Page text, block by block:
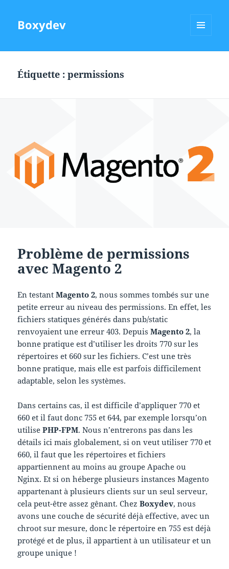
Boxydev
Étiquette :permissions
Problème de permissions
avec Magento 2
En testantMagento 2, nous sommes tombés sur une
petite erreur au niveau des permissions. En effet, les
fichiers statiques générés dans pub/static
renvoyaient une erreur 403. DepuisMagento 2, la
bonne pratique est d’utiliser les droits 770 sur les
répertoires et 660 sur les fichiers. C’est une très
bonne pratique, mais elle est parfois difficilement
adaptable, selon les systèmes.
Dans certains cas, il est difficile d’appliquer 770 et
660 et il faut donc 755 et 644, par exemple lorsqu’on
utilisePHP-FPM. Nous n’entrerons pas dans les
détails ici mais globalement, si on veut utiliser 770 et
660, il faut que les répertoires et fichiers
appartiennent au moins au groupe Apache ou
Nginx. Et si on héberge plusieurs instances Magento
appartenant à plusieurs clients sur un seul serveur,
cela peut-être assez gênant. ChezBoxydev, nous
avons une couche de sécurité déjà effective, avec un
chroot sur mesure, donc le répertoire en 755 est déjà
protégé et de plus, il appartient à un utilisateur et un
groupe unique !